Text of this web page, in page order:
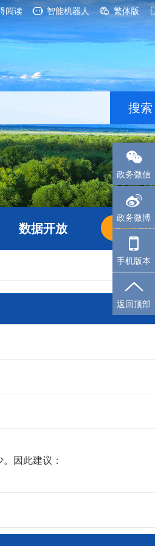
阅读 智能机器人 繁体版
数据开放 长者
因此建议：
政务微信
政务微博
手机版本
返回顶部